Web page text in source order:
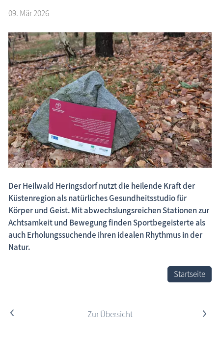
Blog
Fischland-Darß-Zingst.net: neu eingestellte Unterkünfte, neue Beiträge,
neue Bilderserien von traditionellen Festen
09. Mär 2026
Der Heilwald Heringsdorf nutzt die heilende Kraft der
Küstenregion als natürliches Gesundheitsstudio für
Körper und Geist. Mit abwechslungsreichen Stationen zur
Achtsamkeit und Bewegung finden Sportbegeisterte als
auch Erholungssuchende ihren idealen Rhythmus in der
Natur.
Startseite
< Zur Übersicht >